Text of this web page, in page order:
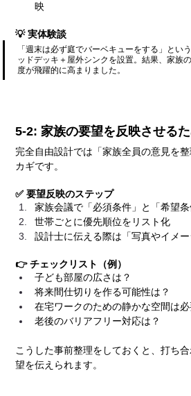
映
💡 実体験談
「週末は必ず庭でバーベキューをする」とい
ッドデッキ＋屋外シンクを設置。結果、家族
度が飛躍的に高まりました。
5-2: 家族の要望を反映させる
完全自由設計では「家族全員の意見を
カギです。
✅ 要望反映のステップ
家族会議で「必須条件」と「希望
世帯ごとに優先順位をリスト化
設計士に伝える際は「写真やイメ
👉 チェックリスト（例）
子ども部屋の広さは？
将来間仕切りを作る可能性は？
在宅ワークのための静かな空間は必
老後のバリアフリー対応は？
こうした事前整理をしておくと、打ち
望を伝えられます。